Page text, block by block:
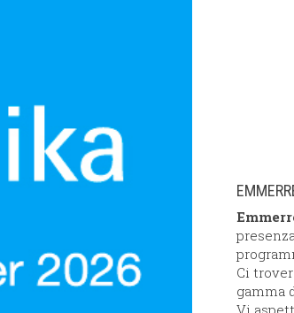
Ci
gamma
Vi